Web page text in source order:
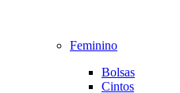
Feminino
Bolsas
Cintos